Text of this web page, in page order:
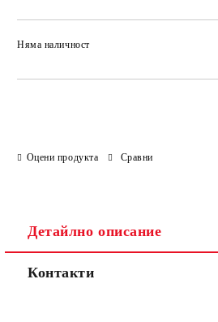
Няма наличност
Оцени продукта Сравни
Детайлно описание
Контакти